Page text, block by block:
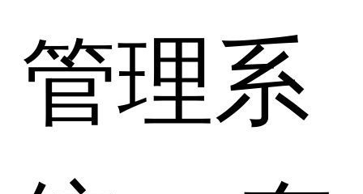
管理系